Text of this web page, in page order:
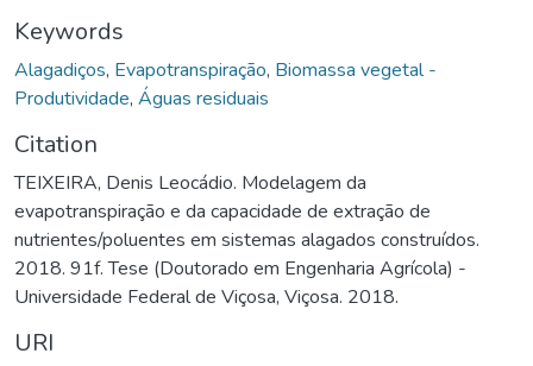
Keywords
Alagadiços, Evapotranspiração, Biomassa vegetal -
Produtividade, Águas residuais
Citation
TEIXEIRA, Denis Leocádio. Modelagem da
evapotranspiração e da capacidade de extração de
nutrientes/poluentes em sistemas alagados construídos.
2018. 91f. Tese (Doutorado em Engenharia Agrícola) -
Universidade Federal de Viçosa, Viçosa. 2018.
URI